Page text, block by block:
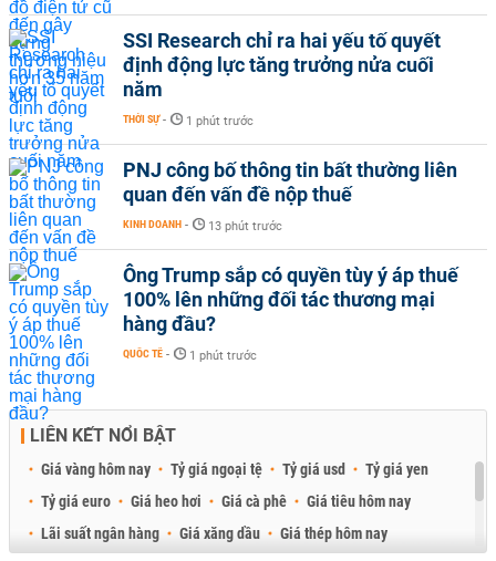
SSI Research chỉ ra hai yếu tố quyết
định động lực tăng trưởng nửa cuối
năm
THỜI SỰ - 1 phút trước
PNJ công bố thông tin bất thường liên
quan đến vấn đề nộp thuế
KINH DOANH - 13 phút trước
Ông Trump sắp có quyền tùy ý áp thuế
100% lên những đối tác thương mại
hàng đầu?
QUỐC TẾ - 1 phút trước
LIÊN KẾT NỔI BẬT
Giá vàng hôm nay Tỷ giá ngoại tệ Tỷ giá usd
Tỷ giá yen
Tỷ giá euro
Giá heo hơi Giá cà phê
Giá tiêu hôm nay
Lãi suất ngân hàng
Giá xăng dầu
Giá thép hôm nay